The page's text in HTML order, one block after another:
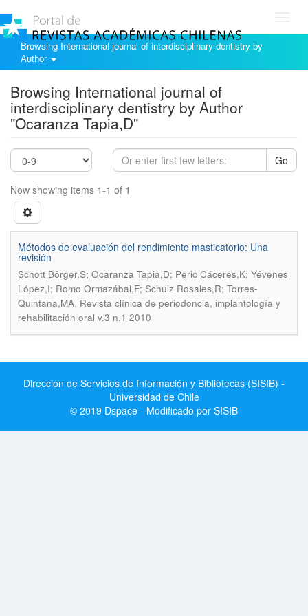
Browsing International journal of interdisciplinary dentistry by
Author
Browsing International journal of
interdisciplinary dentistry by Author
"Ocaranza Tapia,D"
Go
Now showing items 1-1 of 1
Métodos de evaluación del rendimiento masticatorio: Una
revisión
Schott Börger,S; Ocaranza Tapia,D; Peric Cáceres,K; Yévenes
López,I; Romo Ormazábal,F; Schulz Rosales,R; Torres-
Quintana,MA. Revista clínica de periodoncia, implantología y
rehabilitación oral v.3 n.1 2010
Dirección de Servicios de Información y Bibliotecas (SISIB) -
Universidad de Chile
© 2019 Dspace - Modificado por SISIB